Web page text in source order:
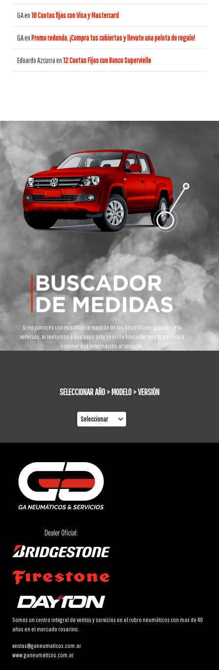
GAen18 Cuotas fijas con Visa y Mastercard
GAenPromo redonda. ¡Compra tus cubiertas y llevate una pelota de regalo!
Eduardo Azcurraen12 Cuotas Fijas con Banco Supervielle
Si no conocés con exactitud la medida de los neumáticos que utiliza tu
vehículo, te invitamos a que uses este sencillo buscador que te permitirá
conocer esa información al instante.
SELECCIONAR AÑO > MODELO > VERSIÓN
Somos un centro integral de ventas y servicios en el rubro neumáticos con mas de 40
años en el mercado rosarino.
ventas@ganeumaticos.com.ar
www.ganeumaticos.com.ar